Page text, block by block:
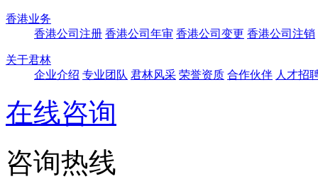
香港业务
香港公司注册 香港公司年审 香港公司变更 香港公司注销
关于君林
企业介绍 专业团队 君林风采 荣誉资质 合作伙伴 人才招
在线咨询
咨询热线